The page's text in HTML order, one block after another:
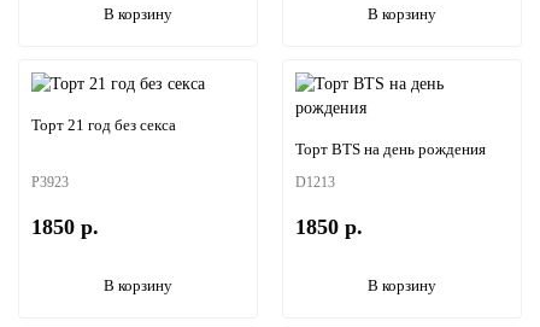
В корзину В корзину
Торт 21 год без секса
P3923
1850 р.
В корзину
Торт BTS на день рождения
D1213
1850 р.
В корзину